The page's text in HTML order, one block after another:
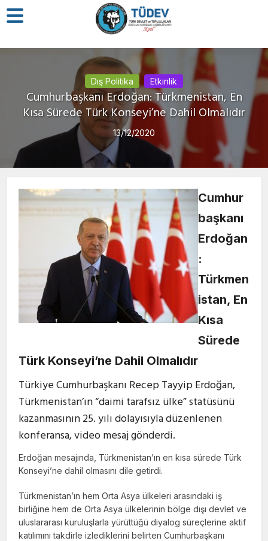
Dış Politika Etkinlik
Cumhurbaşkanı Erdoğan: Türkmenistan, En
Kısa Sürede Türk Konseyi’ne Dahil Olmalıdır
13/12/2020
Cumhur
başkanı
Erdoğan
:
Türkmen
istan, En
Kısa
Sürede
Türk Konseyi’ne Dahil Olmalıdır
Türkiye Cumhurbaşkanı Recep Tayyip Erdoğan,
Türkmenistan’ın “daimi tarafsız ülke” statüsünü
kazanmasının 25. yılı dolayısıyla düzenlenen
konferansa, video mesaj gönderdi.
Erdoğan mesajında, Türkmenistan’ın en kısa sürede Türk
Konseyi’ne dahil olmasını dile getirdi.
Türkmenistan’ın hem Orta Asya ülkeleri arasındaki iş
birliğine hem de Orta Asya ülkelerinin bölge dışı devlet ve
uluslararası kuruluşlarla yürüttüğü diyalog süreçlerine aktif
katılımını takdirle izlediklerini belirten Cumhurbaşkanı